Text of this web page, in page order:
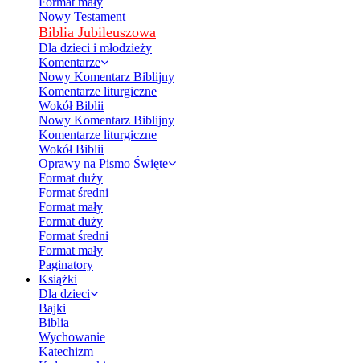
Nowy Testament
Biblia Jubileuszowa
Dla dzieci i młodzieży
Komentarze
Nowy Komentarz Biblijny
Komentarze liturgiczne
Wokół Biblii
Nowy Komentarz Biblijny
Komentarze liturgiczne
Wokół Biblii
Oprawy na Pismo Święte
Format duży
Format średni
Format mały
Format duży
Format średni
Format mały
Paginatory
Książki
Dla dzieci
Bajki
Biblia
Wychowanie
Katechizm